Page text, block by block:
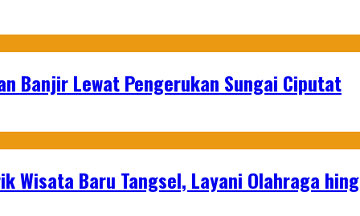
Banjir Lewat Pengerukan Sungai Ciputat
Wisata Baru Tangsel, Layani Olahraga